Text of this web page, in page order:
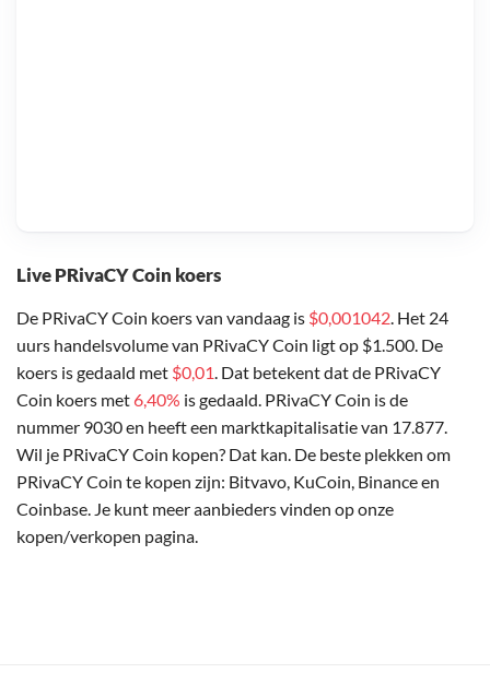
Live PRivaCY Coin koers
De PRivaCY Coin koers van vandaag is $0,001042. Het 24
uurs handelsvolume van PRivaCY Coin ligt op $1.500. De
koers is gedaald met $0,01. Dat betekent dat de PRivaCY
Coin koers met 6,40% is gedaald. PRivaCY Coin is de
nummer 9030 en heeft een marktkapitalisatie van 17.877.
Wil je PRivaCY Coin kopen? Dat kan. De beste plekken om
PRivaCY Coin te kopen zijn: Bitvavo, KuCoin, Binance en
Coinbase. Je kunt meer aanbieders vinden op onze
kopen/verkopen pagina.